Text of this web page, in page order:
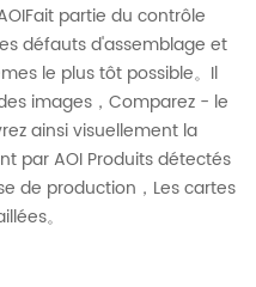
partie du contrôle
défauts d'assemblage et
le plus tôt possible。Il
images，Comparez - le
ainsi visuellement la
par AOI Produits détectés
de production，Les cartes
。